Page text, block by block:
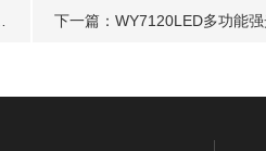
下一篇： WY7120LED多功能强